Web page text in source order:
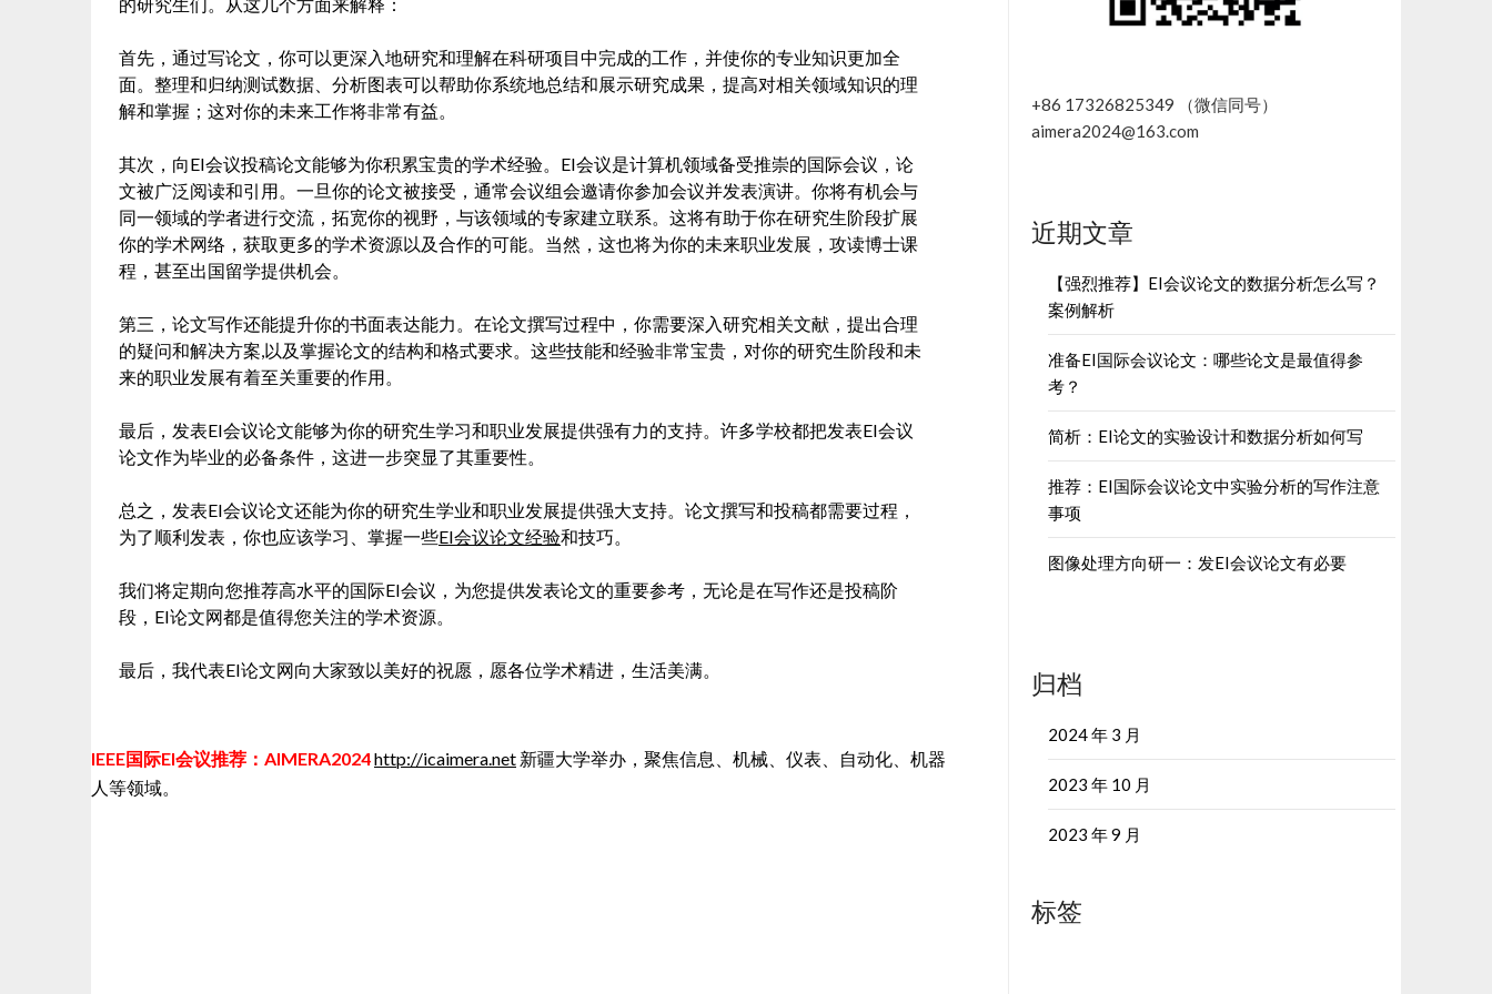
首先，通过写论文，你可以更深入地研究和理解在科研项目中完成的工作，并使你的专业知识更加全
面。整理和归纳测试数据、分析图表可以帮助你系统地总结和展示研究成果，提高对相关领域知识的理
解和掌握；这对你的未来工作将非常有益。
其次，向EI会议投稿论文能够为你积累宝贵的学术经验。EI会议是计算机领域备受推崇的国际会议，论
文被广泛阅读和引用。一旦你的论文被接受，通常会议组会邀请你参加会议并发表演讲。你将有机会与
同一领域的学者进行交流，拓宽你的视野，与该领域的专家建立联系。这将有助于你在研究生阶段扩展
你的学术网络，获取更多的学术资源以及合作的可能。当然，这也将为你的未来职业发展，攻读博士课
程，甚至出国留学提供机会。
第三，论文写作还能提升你的书面表达能力。在论文撰写过程中，你需要深入研究相关文献，提出合理
的疑问和解决方案,以及掌握论文的结构和格式要求。这些技能和经验非常宝贵，对你的研究生阶段和未
来的职业发展有着至关重要的作用。
最后，发表EI会议论文能够为你的研究生学习和职业发展提供强有力的支持。许多学校都把发表EI会议
论文作为毕业的必备条件，这进一步突显了其重要性。
总之，发表EI会议论文还能为你的研究生学业和职业发展提供强大支持。论文撰写和投稿都需要过程，
为了顺利发表，你也应该学习、掌握一些EI会议论文经验和技巧。
我们将定期向您推荐高水平的国际EI会议，为您提供发表论文的重要参考，无论是在写作还是投稿阶
段，EI论文网都是值得您关注的学术资源。
最后，我代表EI论文网向大家致以美好的祝愿，愿各位学术精进，生活美满。
IEEE国际EI会议推荐：AIMERA2024http://icaimera.net 新疆大学举办，聚焦信息、机械、仪表、自动化、机器
人等领域。
+86 17326825349 （微信同号）
aimera2024@163.com
近期文章
【强烈推荐】EI会议论文的数据分析怎么写？
案例解析
准备EI国际会议论文：哪些论文是最值得参
考？
简析：EI论文的实验设计和数据分析如何写
推荐：EI国际会议论文中实验分析的写作注意
事项
图像处理方向研一：发EI会议论文有必要
归档
2024 年 3 月
2023 年 10 月
2023 年 9 月
标签